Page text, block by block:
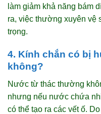
làm giảm khả năng bám
ra, việc thường xuyên vệ
trọng.
4. Kính chắn có bị
không?
Nước từ thác thường
nhưng nếu nước chứa
có thể tạo ra các vết ố.